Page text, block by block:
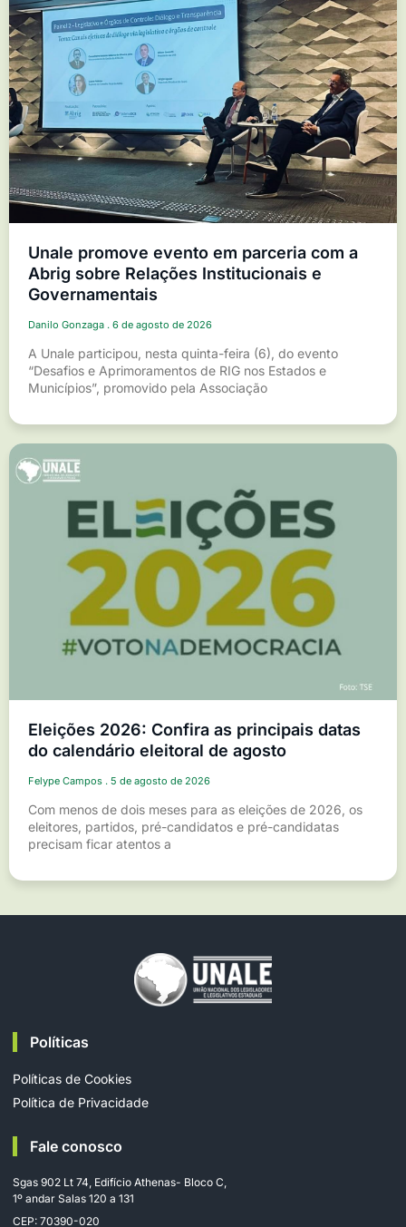
Unale promove evento em parceria com a
Abrig sobre Relações Institucionais e
Governamentais
Danilo Gonzaga 6 de agosto de 2026
A Unale participou, nesta quinta-feira (6), do evento
“Desafios e Aprimoramentos de RIG nos Estados e
Municípios”, promovido pela Associação
Eleições 2026: Confira as principais datas
do calendário eleitoral de agosto
Felype Campos 5 de agosto de 2026
Com menos de dois meses para as eleições de 2026, os
eleitores, partidos, pré-candidatos e pré-candidatas
precisam ficar atentos a
Políticas
Políticas de Cookies
Política de Privacidade
Fale conosco
Sgas 902 Lt 74, Edifício Athenas- Bloco C,
1º andar Salas 120 a 131
CEP: 70390-020